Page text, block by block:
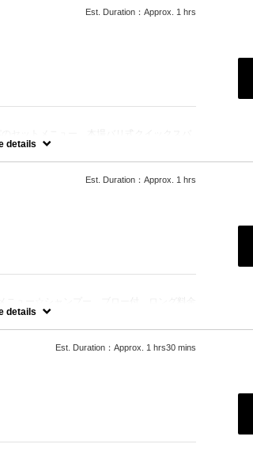
Est. Duration：Approx. 1 hrs
セットメニュー。本場バリ式クイックスパ
込み。
details
Est. Duration：Approx. 1 hrs
ニュー☆シャンプー、ブロー付。ロング料金
details
Est. Duration：Approx. 1 hrs30 mins